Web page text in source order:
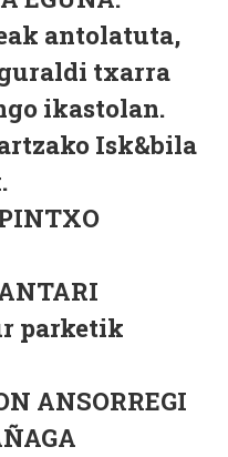
antolatuta,
txarra
ikastolan.
Isk&bila
parketik
ANSORREGI